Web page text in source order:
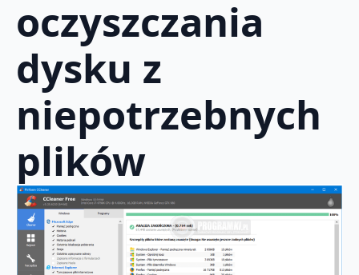
oczyszczania
dysku z
niepotrzebnych
plików